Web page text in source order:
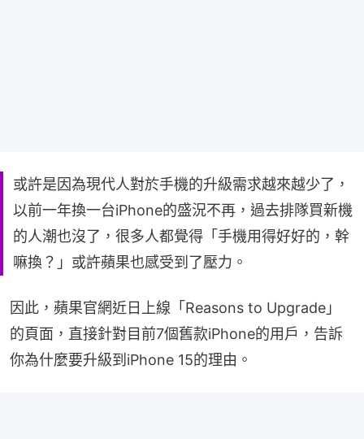
或許是因為現代人對於手機的升級需求越來越少了，
以前一年換一台iPhone的盛況不再，過去排隊買新機
的人潮也沒了，很多人都覺得「手機用得好好的，幹
嘛換？」或許蘋果也感受到了壓力。
因此，蘋果官網近日上線「Reasons to Upgrade」
的頁面，直接針對目前7個舊款iPhone的用戶，告訴
你為什麼要升級到iPhone 15的理由。